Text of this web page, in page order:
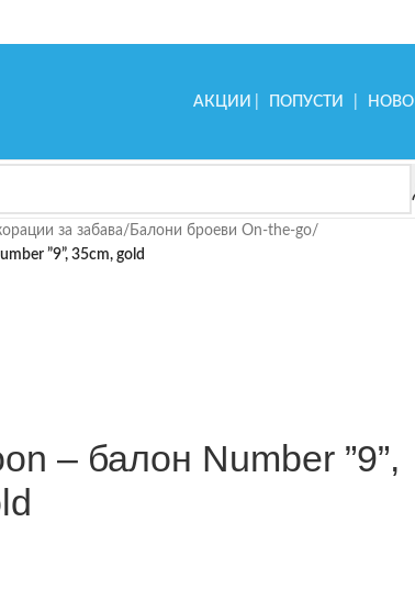
АКЦИИ ПОПУСТИ НОВО
за забава/ Балони броеви On-the-go/
”9”, 35cm, gold
– балон Number ”9”,